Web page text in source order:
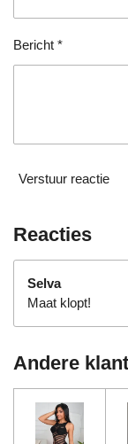
e
n
Bericht *
Verstuur reactie
Reacties
Selva
Maat klopt!
Andere